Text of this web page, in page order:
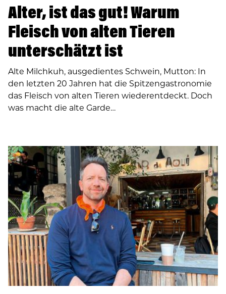
Alter, ist das gut! Warum
Fleisch von alten Tieren
unterschätzt ist
Alte Milchkuh, ausgedientes Schwein, Mutton: In
den letzten 20 Jahren hat die Spitzengastronomie
das Fleisch von alten Tieren wiederentdeckt. Doch
was macht die alte Garde…